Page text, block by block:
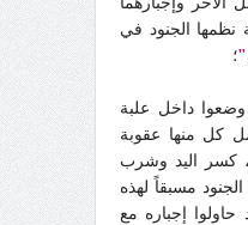
الجنود في
"؛
داخل علبة
كل منها عقوبة
كسر اليد وشرب
مسبقاً لهذه
حاولوا إجباره مع